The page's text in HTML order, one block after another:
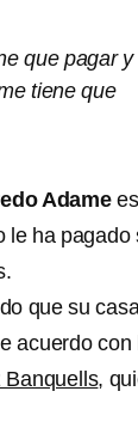
que pagar y
tiene que
Adamees
le ha pagado
que su
acuerdo con
Banquells,